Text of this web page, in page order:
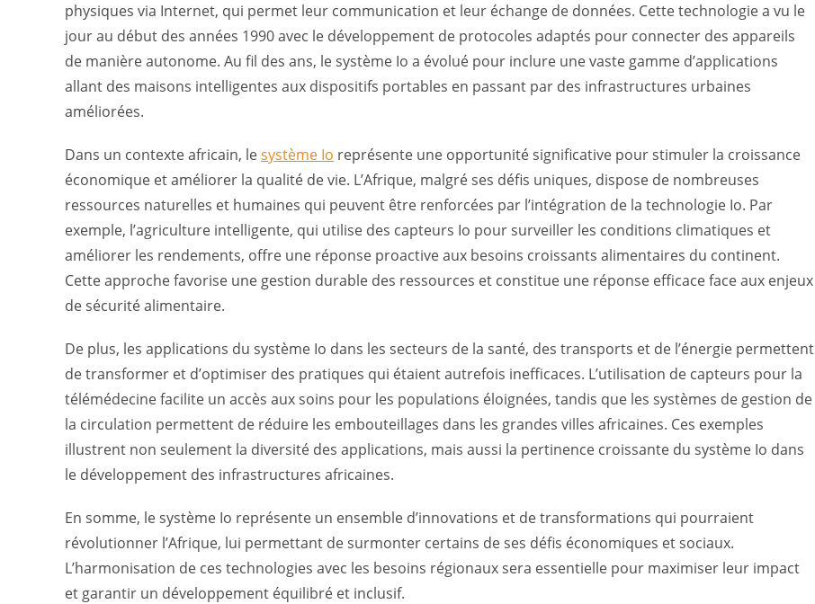
physiques via Internet, qui permet leur communication et leur échange de données. Cette technologie a vu le
jour au début des années 1990 avec le développement de protocoles adaptés pour connecter des appareils
de manière autonome. Au fil des ans, le système Io a évolué pour inclure une vaste gamme d’applications
allant des maisons intelligentes aux dispositifs portables en passant par des infrastructures urbaines
améliorées.
Dans un contexte africain, lesystème Io représente une opportunité significative pour stimuler la croissance
économique et améliorer la qualité de vie. L’Afrique, malgré ses défis uniques, dispose de nombreuses
ressources naturelles et humaines qui peuvent être renforcées par l’intégration de la technologie Io. Par
exemple, l’agriculture intelligente, qui utilise des capteurs Io pour surveiller les conditions climatiques et
améliorer les rendements, offre une réponse proactive aux besoins croissants alimentaires du continent.
Cette approche favorise une gestion durable des ressources et constitue une réponse efficace face aux enjeux
de sécurité alimentaire.
De plus, les applications du système Io dans les secteurs de la santé, des transports et de l’énergie permettent
de transformer et d’optimiser des pratiques qui étaient autrefois inefficaces. L’utilisation de capteurs pour la
télémédecine facilite un accès aux soins pour les populations éloignées, tandis que les systèmes de gestion de
la circulation permettent de réduire les embouteillages dans les grandes villes africaines. Ces exemples
illustrent non seulement la diversité des applications, mais aussi la pertinence croissante du système Io dans
le développement des infrastructures africaines.
En somme, le système Io représente un ensemble d’innovations et de transformations qui pourraient
révolutionner l’Afrique, lui permettant de surmonter certains de ses défis économiques et sociaux.
L’harmonisation de ces technologies avec les besoins régionaux sera essentielle pour maximiser leur impact
et garantir un développement équilibré et inclusif.